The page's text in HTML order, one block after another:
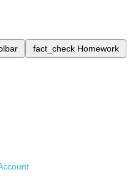
fact_check Homework